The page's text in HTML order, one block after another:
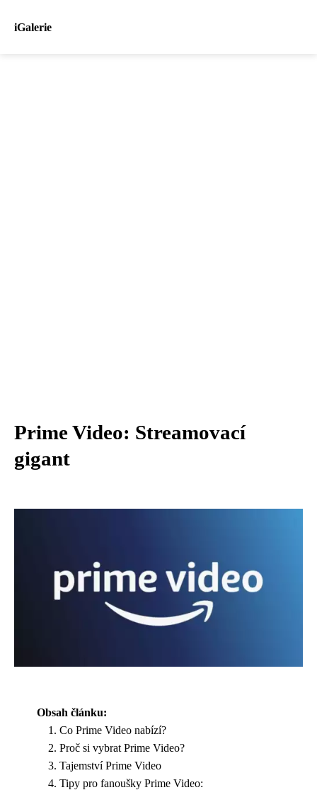
iGalerie
Prime Video: Streamovací
gigant
Obsah článku:
Co Prime Video nabízí?
Proč si vybrat Prime Video?
Tajemství Prime Video
Tipy pro fanoušky Prime Video: